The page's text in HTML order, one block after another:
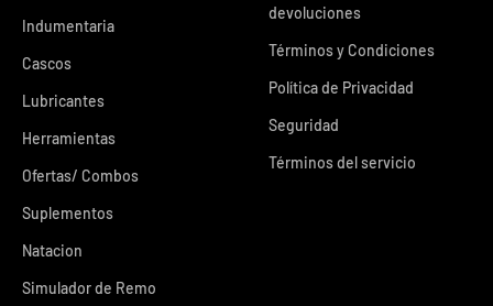
Indumentaria
Cascos
Lubricantes
Herramientas
Ofertas/ Combos
Suplementos
Natacion
Simulador de Remo
devoluciones
Términos y Condiciones
Política de Privacidad
Seguridad
Términos del servicio